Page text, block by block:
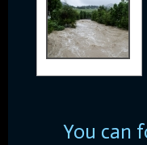
You can